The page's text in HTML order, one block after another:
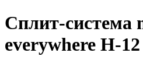
Сплит-система
everywhere H-12